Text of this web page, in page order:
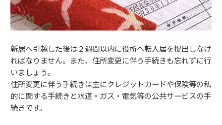
新居へ引越した後は２週間以内に役所へ転入届を提出しなけ
ればなりません。また、住所変更に伴う手続きも忘れずに行
いましょう。
住所変更に伴う手続きは主にクレジットカードや保険等の私
的に関する手続きと水道・ガス・電気等の公共サービスの手
続きです。